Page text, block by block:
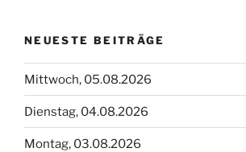
NEUESTE BEITRÄGE
Mittwoch, 05.08.2026
Dienstag, 04.08.2026
Montag, 03.08.2026